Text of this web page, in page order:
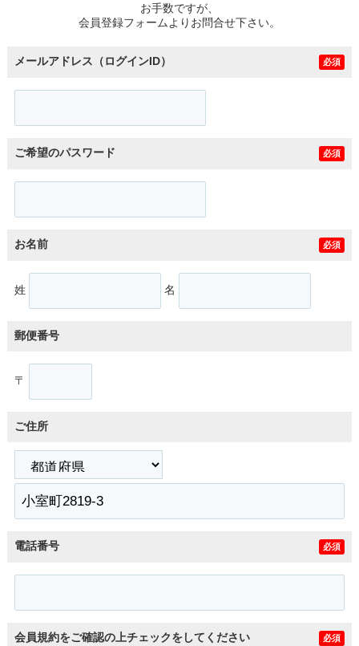
お手数ですが、
会員登録フォームよりお問合せ下さい。
メールアドレス（ログインID） 必須
ご希望のパスワード 必須
お名前 必須
姓 名
郵便番号
〒
ご住所
電話番号 必須
会員規約をご確認の上チェックをしてください 必須